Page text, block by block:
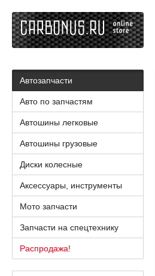
Автозапчасти
Авто по запчастям
Автошины легковые
Автошины грузовые
Диски колесные
Аксессуары, инструменты
Мото запчасти
Запчасти на спецтехнику
Распродажа!